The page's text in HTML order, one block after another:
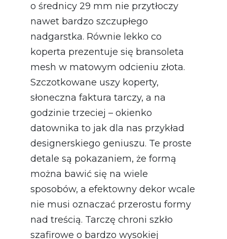
o średnicy 29 mm nie przytłoczy
nawet bardzo szczupłego
nadgarstka. Równie lekko co
koperta prezentuje się bransoleta
mesh w matowym odcieniu złota.
Szczotkowane uszy koperty,
słoneczna faktura tarczy, a na
godzinie trzeciej – okienko
datownika to jak dla nas przykład
designerskiego geniuszu. Te proste
detale są pokazaniem, że formą
można bawić się na wiele
sposobów, a efektowny dekor wcale
nie musi oznaczać przerostu formy
nad treścią. Tarczę chroni szkło
szafirowe o bardzo wysokiej